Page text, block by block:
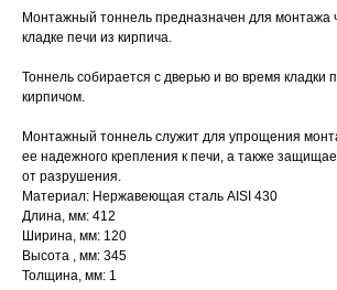
Монтажный тоннель предназначен для монтажа
кладке печи из кирпича.
Тоннель собирается с дверью и во время кладки
кирпичом.
Монтажный тоннель служит для упрощения
ее надежного крепления к печи, а также
от разрушения.
Материал: Нержавеющая сталь AISI 430
Длина, мм: 412
Ширина, мм: 120
Высота , мм: 345
Толщина, мм: 1